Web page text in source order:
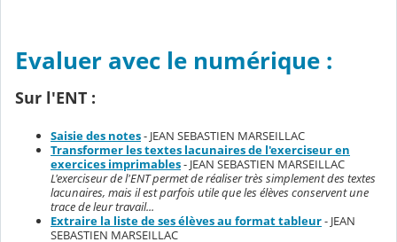
Evaluer avec le numérique :
Sur l'ENT :
Saisie des notes- JEAN SEBASTIEN MARSEILLAC
Transformer les textes lacunaires de l'exerciseur en
exercices imprimables- JEAN SEBASTIEN MARSEILLAC
L'exerciseur de l'ENT permet de réaliser très simplement des textes
lacunaires, mais il est parfois utile que les élèves conservent une
trace de leur travail...
Extraire la liste de ses élèves au format tableur- JEAN
SEBASTIEN MARSEILLAC